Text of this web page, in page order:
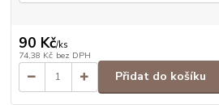
90 Kč/ks
74,38 Kč bez DPH
Přidat do košíku